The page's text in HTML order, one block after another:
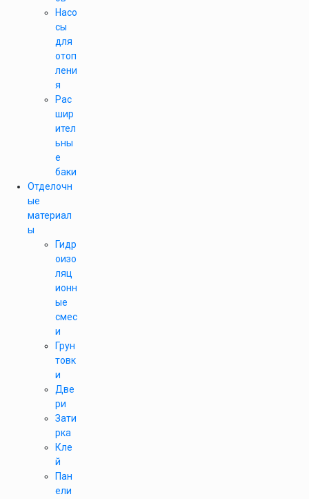
Насо
сы
для
отоп
лени
я
Рас
шир
ител
ьны
е
баки
Отделочн
ые
материал
ы
Гидр
оизо
ляц
ионн
ые
смес
и
Грун
товк
и
Две
ри
Зати
рка
Кле
й
Пан
ели